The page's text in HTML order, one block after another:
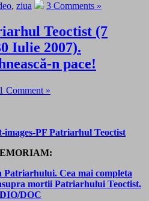
, ziua 3 Comments »
Teoctist (7
Iulie 2007).
n pace!
1 Comment »
Patriarhului. Cea mai completa
mortii Patriarhului Teoctist.
DOC